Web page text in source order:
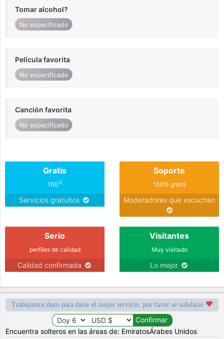
Tomar alcohol?
No especificado
Película favorita
No especificado
Canción favorita
No especificado
Gratis
100%
Servicios gratuitos
Soporte
100% gratis
Moderadores que escuchan
Serio
perfiles de calidad
Calidad confirmada
Visitantes
Muy visitado
Lo mejor
Trabajamos duro para darte el mejor servicio, por favor sé solidario
Encuentra solteros en las áreas de: EmiratosÁrabes Unidos